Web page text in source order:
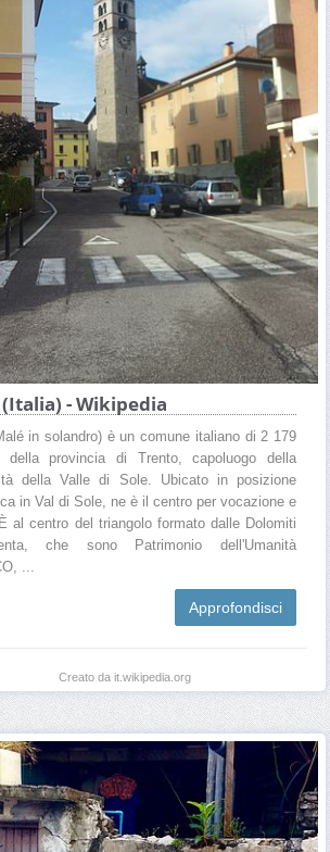
- Wikipedia
in solandro) è un comune italiano di 2 179
della provincia di Trento, capoluogo della
della Valle di Sole. Ubicato in posizione
in Val di Sole, ne è il centro per vocazione e
al centro del triangolo formato dalle Dolomiti
che sono Patrimonio dell'Umanità
...
Approfondisci
Creato da it.wikipedia.org